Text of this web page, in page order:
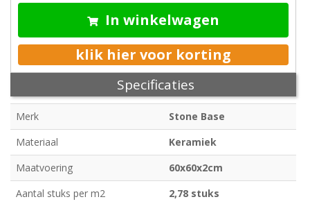
In winkelwagen
klik hier voor korting
Specificaties
Merk
Stone Base
Materiaal
Keramiek
Maatvoering
60x60x2cm
Aantal stuks per m2
2,78 stuks